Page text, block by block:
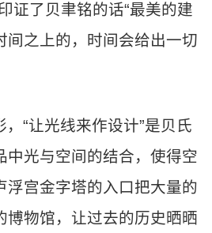
证了贝聿铭的话“最美的建
间之上的，时间会给出一切
“让光线来作设计”是贝氏
中光与空间的结合，使得空
浮宫金字塔的入口把大量的
博物馆，让过去的历史晒晒